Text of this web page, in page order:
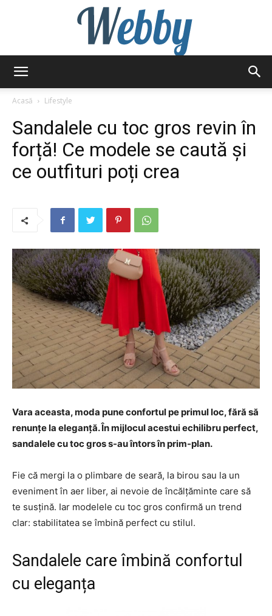
Acasă
Lifestyle
Sandalele cu toc gros revin în
forță! Ce modele se caută și
ce outfituri poți crea
Vara aceasta, moda pune confortul pe primul loc, fără să
renunțe la eleganță. În mijlocul acestui echilibru perfect,
sandalele cu toc gros s-au întors în prim-plan.
Fie că mergi la o plimbare de seară, la birou sau la un
eveniment în aer liber, ai nevoie de încălțăminte care să
te susțină. Iar modelele cu toc gros confirmă un trend
clar: stabilitatea se îmbină perfect cu stilul.
Sandalele care îmbină confortul
cu eleganța